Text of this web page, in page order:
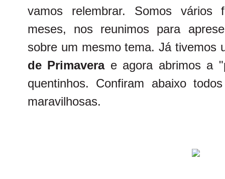
vamos relembrar. Somos vários
meses, nos reunimos para
sobre um mesmo tema. Já tivemos
de Primaverae agora abrimos a
quentinhos. Confiram abaixo
maravilhosas.